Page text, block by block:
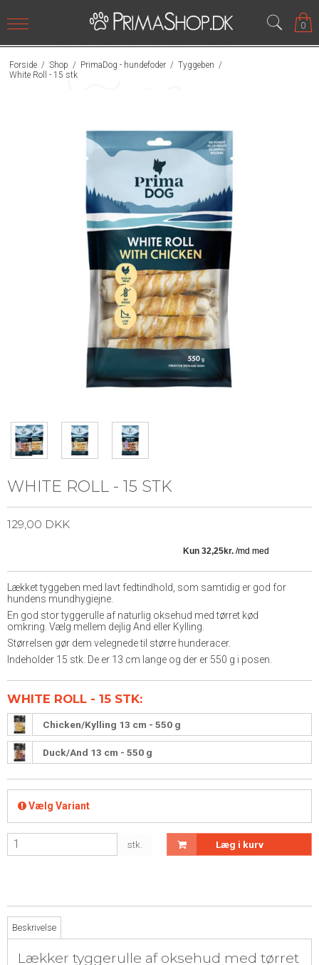
0
Forside / Shop / PrimaDog - hundefoder / Tyggeben /
White Roll - 15 stk
WHITE ROLL - 15 STK
129,00 DKK
Lækket tyggeben med lavt fedtindhold, som samtidig er god for
hundens mundhygiejne.
En god stor tyggerulle af naturlig oksehud med tørret kød
omkring. Vælg mellem dejlig And eller Kylling.
Størrelsen gør dem velegnede til større hunderacer.
Indeholder 15 stk. De er 13 cm lange og der er 550 g i posen.
WHITE ROLL - 15 STK:
Chicken/Kylling 13 cm - 550 g
Duck/And 13 cm - 550 g
Vælg Variant
stk. Læg i kurv
Beskrivelse
Lækker tyggerulle af oksehud med tørret